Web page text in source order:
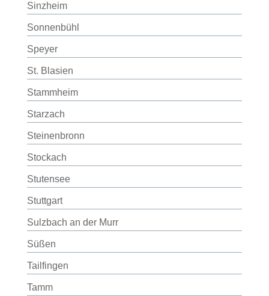
Sinzheim
Sonnenbühl
Speyer
St. Blasien
Stammheim
Starzach
Steinenbronn
Stockach
Stutensee
Stuttgart
Sulzbach an der Murr
Süßen
Tailfingen
Tamm